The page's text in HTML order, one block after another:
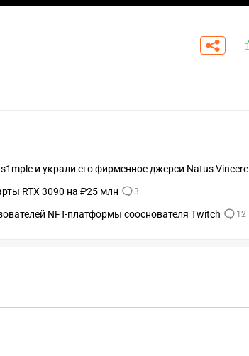
и украли его фирменное джерси Natus Vincere
RTX 3090 на ₽25 млн 3
NFT-платформы сооснователя Twitch 12